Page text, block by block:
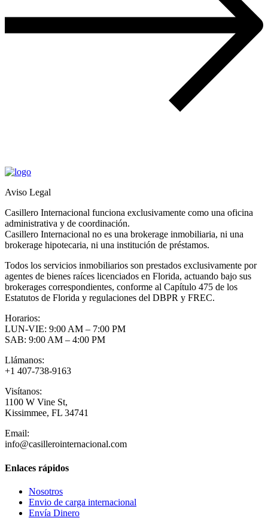
Aviso Legal
Casillero Internacional funciona exclusivamente como una oficina
administrativa y de coordinación.
Casillero Internacional no es una brokerage inmobiliaria, ni una
brokerage hipotecaria, ni una institución de préstamos.
Todos los servicios inmobiliarios son prestados exclusivamente por
agentes de bienes raíces licenciados en Florida, actuando bajo sus
brokerages correspondientes, conforme al Capítulo 475 de los
Estatutos de Florida y regulaciones del DBPR y FREC.
Horarios:
LUN-VIE: 9:00 AM – 7:00 PM
SAB: 9:00 AM – 4:00 PM
Llámanos:
+1 407-738-9163
Visítanos:
1100 W Vine St,
Kissimmee, FL 34741
Email:
info@casillerointernacional.com
Enlaces rápidos
Nosotros
Envio de carga internacional
Envía Dinero